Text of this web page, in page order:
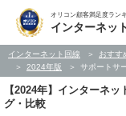
オリコン顧客満足度ラン
インターネッ
インターネット回線
おすす
2024年版
サポートサ
【2024年】インターネ
グ・比較